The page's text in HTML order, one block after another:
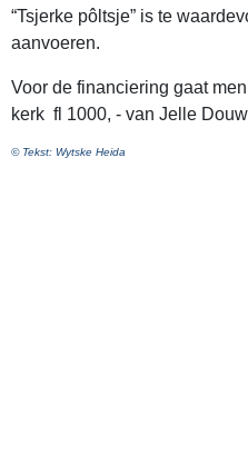
“Tsjerke pôltsje” is te
aanvoeren.
Voor de financiering gaat
kerk fl 1000, - van Jelle
© Tekst: Wytske Heida